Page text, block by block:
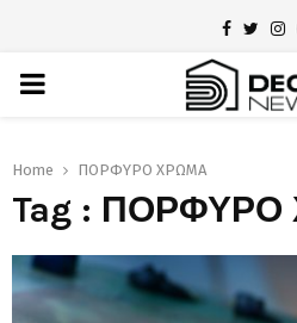
PRIMARY
Home ΠΟΡΦΥΡΟ ΧΡΩΜΑ
Tag :